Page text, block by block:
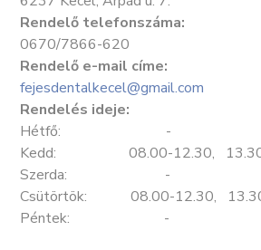
Rendelő telefonszáma:
0670/7866-620
Rendelő e-mail címe:
fejesdentalkecel@gmail.com
Rendelés ideje:
Hétfő: -
Kedd: 08.00-12.30,
Szerda: -
Csütörtök: 08.00-12.30,
Péntek: -